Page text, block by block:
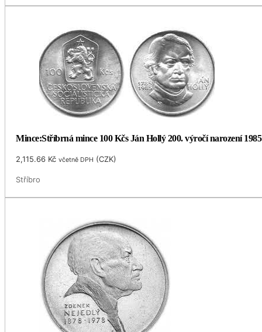
Mince:Stříbrná mince 100 Kčs Ján Hollý 200. výročí narození 1985
2,115.66 Kč včetně DPH (CZK)
Stříbro